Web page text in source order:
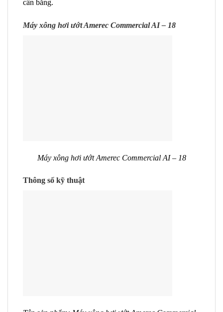
cân bằng.
Máy xông hơi ướt Amerec Commercial AI – 18
Máy xông hơi ướt Amerec Commercial AI – 18
Thông số kỹ thuật